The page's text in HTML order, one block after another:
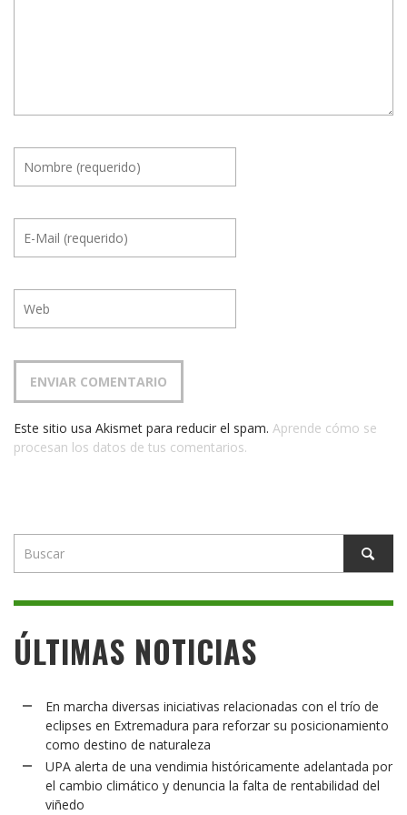
Este sitio usa Akismet para reducir el spam. Aprende cómo se
procesan los datos de tus comentarios.
ÚLTIMAS NOTICIAS
En marcha diversas iniciativas relacionadas con el trío de
eclipses en Extremadura para reforzar su posicionamiento
como destino de naturaleza
UPA alerta de una vendimia históricamente adelantada por
el cambio climático y denuncia la falta de rentabilidad del
viñedo